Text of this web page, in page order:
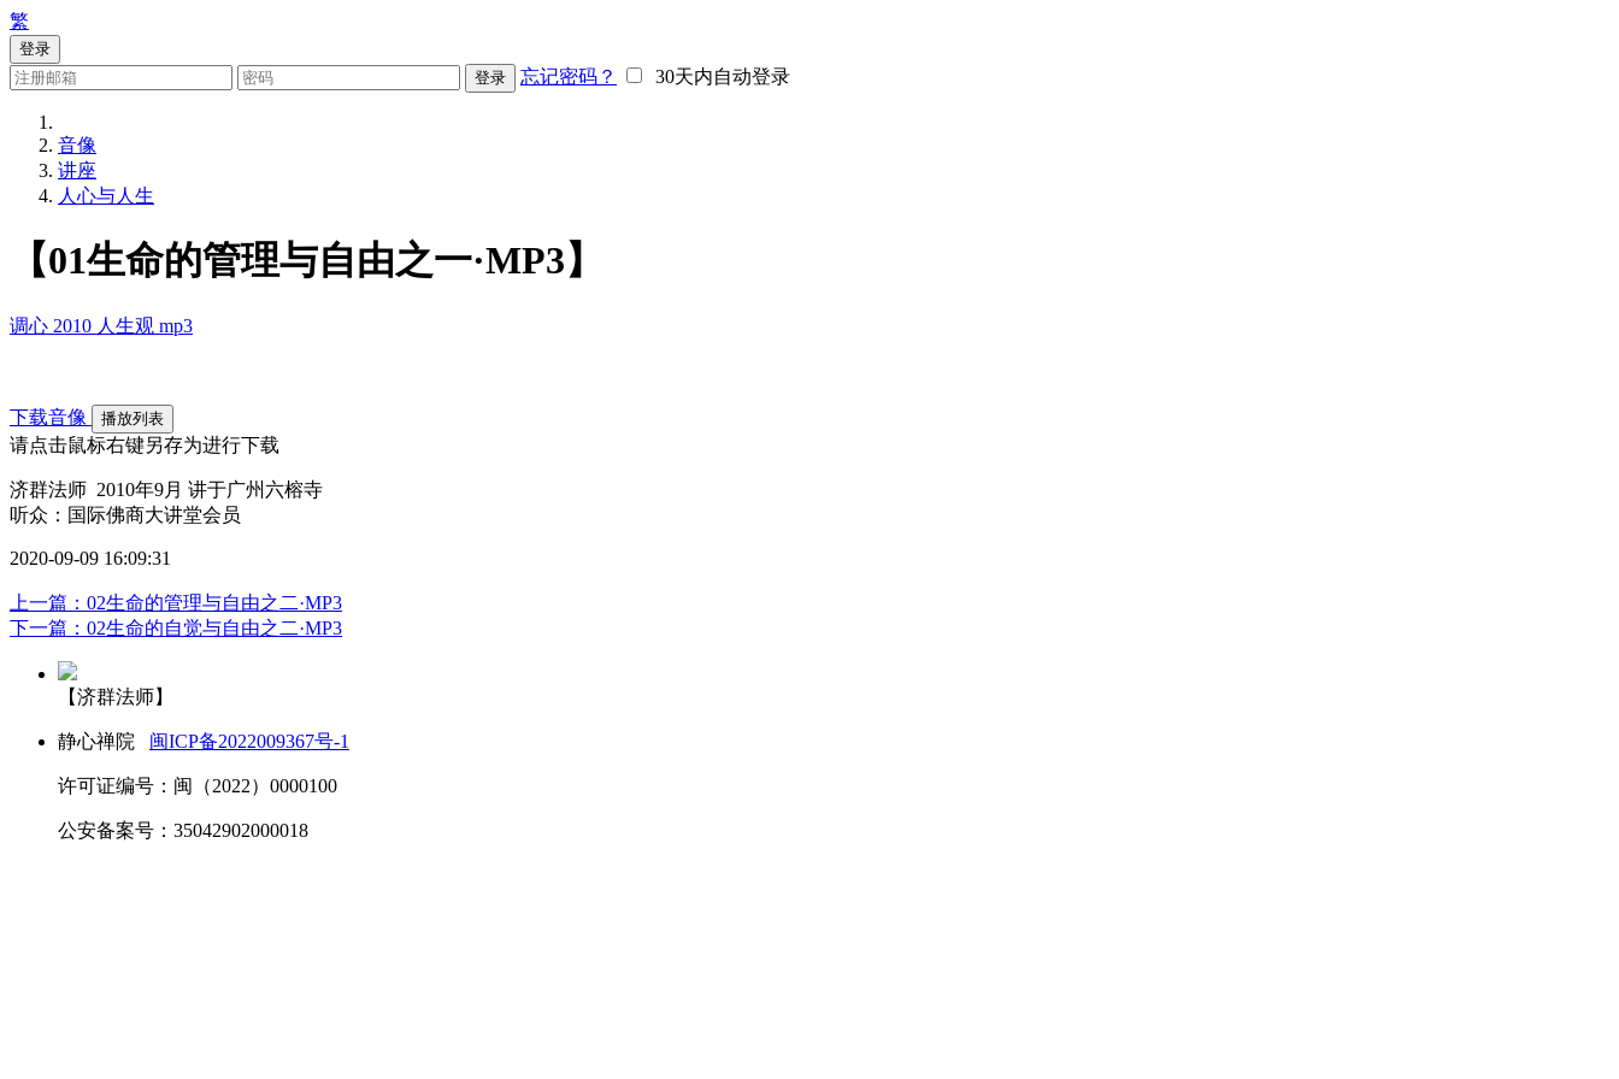
繁
登录
登录
忘记密码？ 30天内自动登录
音像
讲座
人心与人生
【01生命的管理与自由之一·MP3】
调心 2010 人生观 mp3
下载音像 播放列表
请点击鼠标右键另存为进行下载
济群法师 2010年9月 讲于广州六榕寺
听众：国际佛商大讲堂会员
2020-09-09 16:09:31
上一篇：02生命的管理与自由之二·MP3
下一篇：02生命的自觉与自由之二·MP3
【济群法师】
静心禅院 闽ICP备2022009367号-1
许可证编号：闽（2022）0000100
公安备案号：35042902000018